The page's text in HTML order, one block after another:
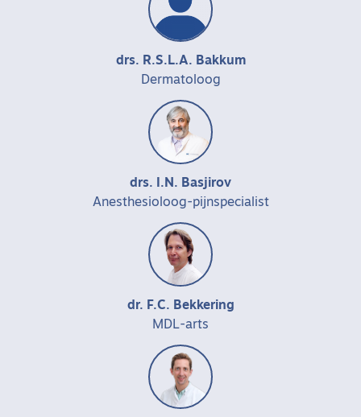
drs. R.S.L.A. Bakkum
Dermatoloog
drs. I.N. Basjirov
Anesthesioloog-pijnspecialist
dr. F.C. Bekkering
MDL-arts